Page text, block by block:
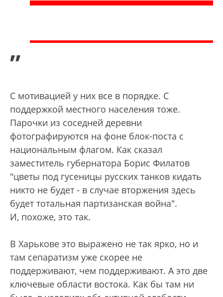
”
С мотивацией у них все в порядке. С
поддержкой местного населения тоже.
Парочки из соседней деревни
фотографируются на фоне блок-поста с
национальным флагом. Как сказал
заместитель губернатора Борис Филатов
"цветы под гусеницы русских танков кидать
никто не будет - в случае вторжения здесь
будет тотальная партизанская война".
И, похоже, это так.
В Харькове это выражено не так ярко, но и
там сепаратизм уже скорее не
поддерживают, чем поддерживают. А это две
ключевые области востока. Как бы там ни